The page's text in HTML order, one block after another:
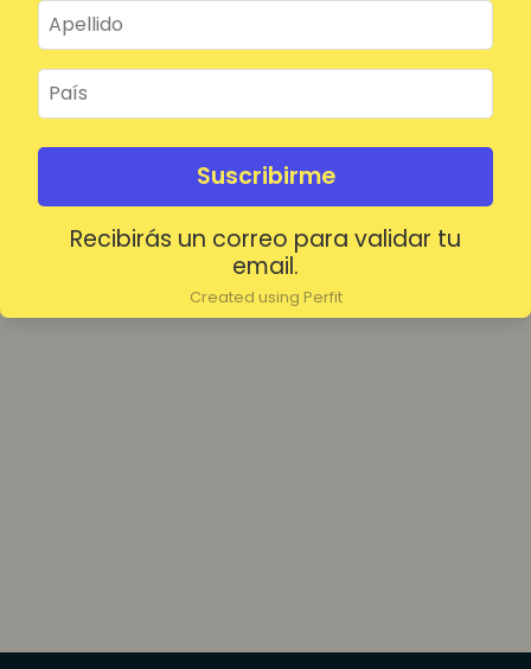
Suscribirme
Recibirás un correo para validar tu
email.
Created using Perfit
Mantenerme conectado
Acceder